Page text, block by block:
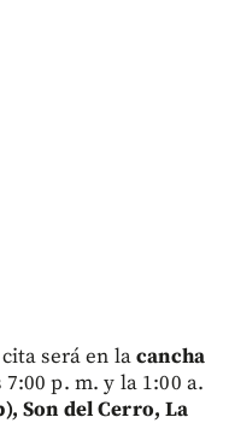
será en lacancha
p. m. y la 1:00 a.
Son del Cerro, La